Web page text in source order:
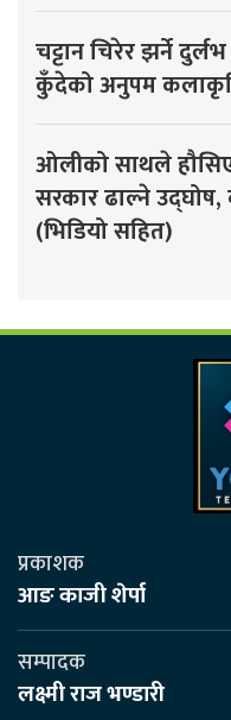
चट्टान चिरेर झर्ने
कुँदेको अनुपम
ओलीको साथले
सरकार ढाल्ने उद्घोष,
(भिडियो सहित)
प्रकाशक
आङ काजी शेर्पा
सम्पादक
लक्ष्मी राज भण्डारी